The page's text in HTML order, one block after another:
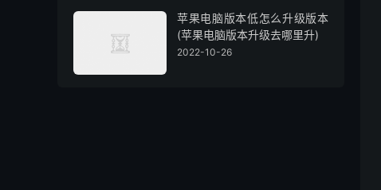
苹果电脑版本低怎么升级版本
(苹果电脑版本升级去哪里升)
2022-10-26